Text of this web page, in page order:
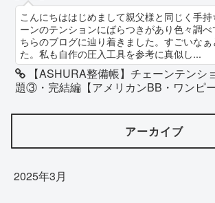
こんにちははじめまして親父様と同じく手
ーンのテンションにばらつきがあり色々調べ
ちらのブログに辿り着きました。すごいな
た。私も自作の圧入工具を参考に真似し...
【ASHURA整備帳】チェーンテンシ
題③・完結編【アメリカンBB・ワンピー
アーカイブ
2025年3月